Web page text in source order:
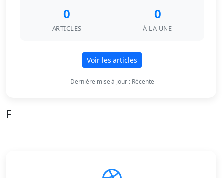
0
ARTICLES
0
À LA UNE
Voir les articles
Dernière mise à jour : Récente
F